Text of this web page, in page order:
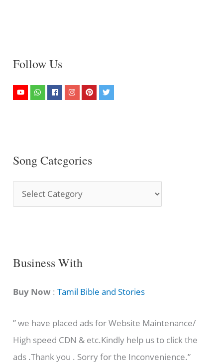
Follow Us
Song Categories
o
C
t
g
o
r
Business With
Buy Now :Tamil Bible and Stories
” we have placed ads for Website Maintenance/
High speed CDN & etc.Kindly help us to click the
ads .Thank you . Sorry for the Inconvenience.”